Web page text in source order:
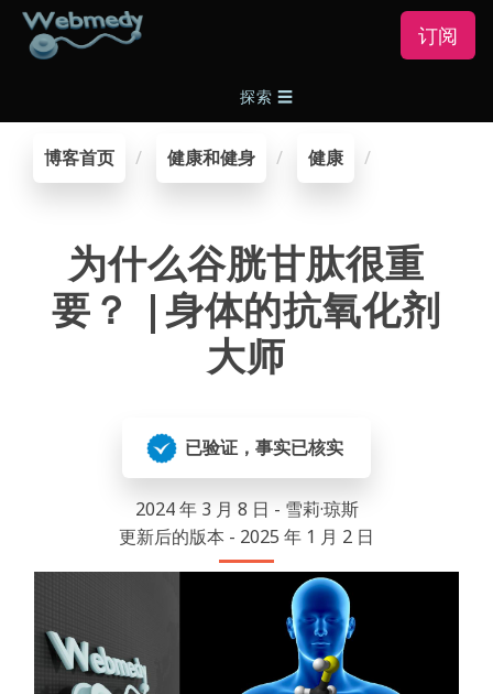
订阅
探索 ☰
博客首页 健康和健身 健康
为什么谷胱甘肽很重
要？ |身体的抗氧化剂
大师
已验证，事实已核实
2024 年 3 月 8 日 - 雪莉·琼斯
更新后的版本 - 2025 年 1 月 2 日